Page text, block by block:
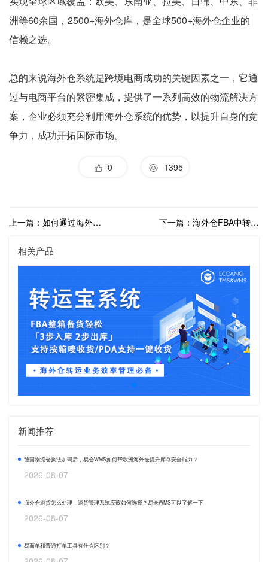
洲等60余国，2500+海外仓库，是全球500+海外仓企业的
信赖之选。
总的来说海外仓系统是跨境电商成功的关键因素之一，它通
过与电商平台的紧密集成，提供了一系列高效的物流解决方
案，企业必须充分利用海外仓系统的优势，以提升自身的竞
争力，成功开拓国际市场。
0 1395
上一篇：如何通过海外仓解决FBA退货换标问题？FBA退货换标策略详解 下一篇：海外仓FBA中转模式助力跨境卖家解决尾程物流
相关产品
新闻推荐
德国物流仓执法加码后，易仓WMS如何帮欧洲海外仓提升库存安全能力？
2026-08-07
海外仓退货怎么处理，退货管理系统应该如何选择？易仓WMS可以了解一下
2026-08-07
易面单和普通打单工具有什么区别？